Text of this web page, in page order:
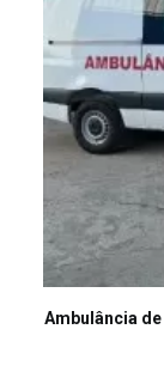
Ambulância